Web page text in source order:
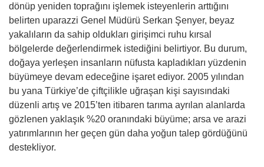
dönüp yeniden toprağını işlemek isteyenlerin arttığını
belirten uparazzi Genel Müdürü Serkan Şenyer, beyaz
yakalıların da sahip oldukları girişimci ruhu kırsal
bölgelerde değerlendirmek istediğini belirtiyor. Bu durum,
doğaya yerleşen insanların nüfusta kapladıkları yüzdenin
büyümeye devam edeceğine işaret ediyor. 2005 yılından
bu yana Türkiye’de çiftçilikle uğraşan kişi sayısındaki
düzenli artış ve 2015’ten itibaren tarıma ayrılan alanlarda
gözlenen yaklaşık %20 oranındaki büyüme; arsa ve arazi
yatırımlarının her geçen gün daha yoğun talep gördüğünü
destekliyor.